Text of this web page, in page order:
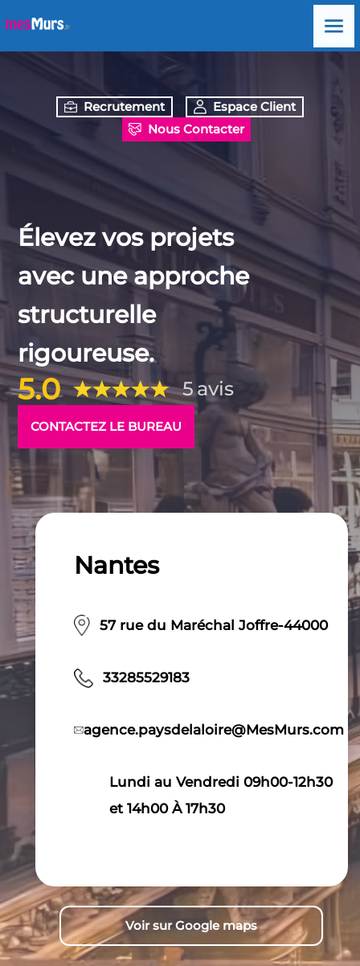
Recrutement
Espace Client
Nous Contacter
Élevez vos projets
avec une approche
structurelle
rigoureuse.
5.0 5avis
CONTACTEZ LE BUREAU
Nantes
57 rue du Maréchal Joffre-44000
33285529183
agence.paysdelaloire@MesMurs.com
Lundi au Vendredi 09h00-12h30
et 14h00 À 17h30
Voir sur Google maps